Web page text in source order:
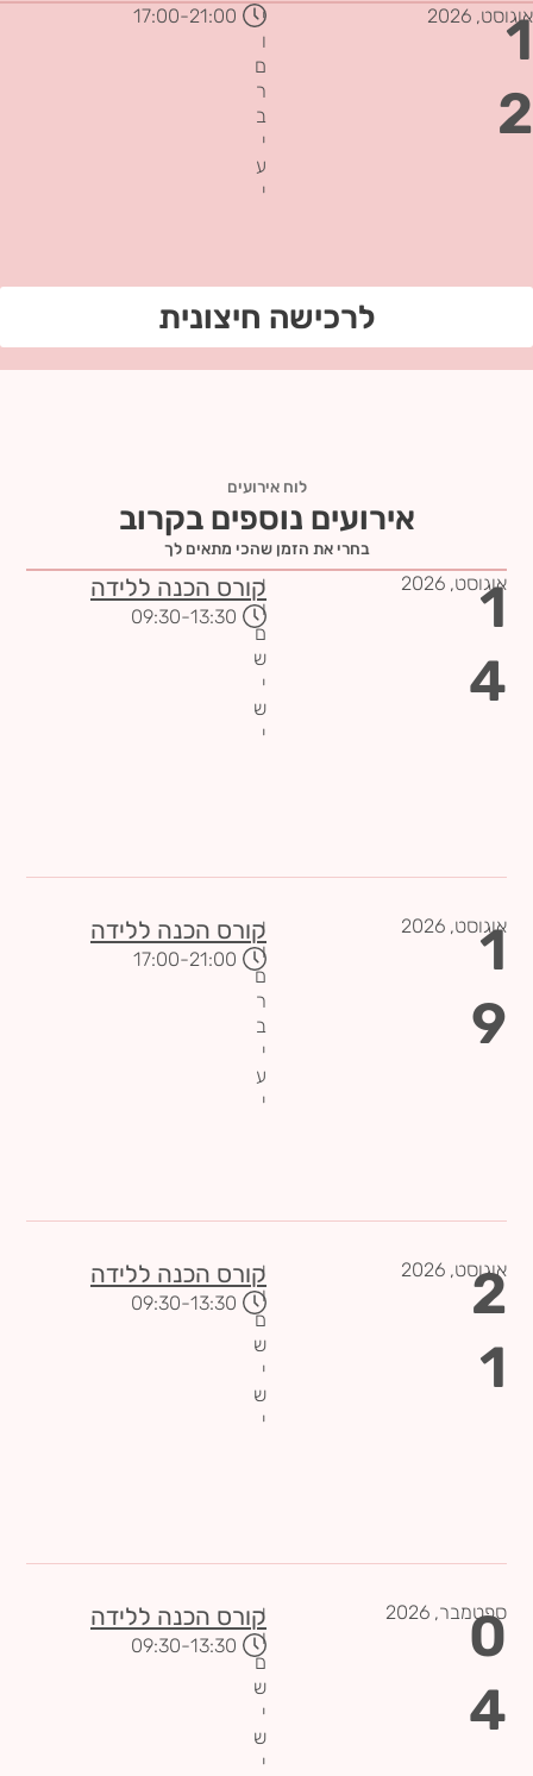
1
2
אוגוסט, 2026
י
ו
ם
ר
ב
י
ע
י
21:00
-17:00
לרכישה חיצונית
לוח אירועים
אירועים נוספים בקרוב
בחרי את הזמן שהכי מתאים לך
1
4
אוגוסט, 2026
י
ו
ם
ש
י
ש
י
קורס הכנה ללידה
13:30
-09:30
1
9
אוגוסט, 2026
י
ו
ם
ר
ב
י
ע
י
קורס הכנה ללידה
21:00
-17:00
2
1
אוגוסט, 2026
י
ו
ם
ש
י
ש
י
קורס הכנה ללידה
13:30
-09:30
0
4
ספטמבר, 2026
י
ו
ם
ש
י
ש
י
קורס הכנה ללידה
13:30
-09:30